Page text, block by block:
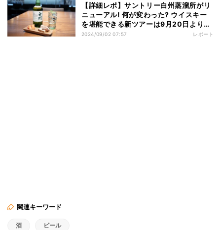
【詳細レポ】サントリー白州蒸溜所がリ
ニューアル! 何が変わった? ウイスキー
を堪能できる新ツアーは9月20日より開
始
2024/09/02 07:57 レポート
関連キーワード
酒 ビール